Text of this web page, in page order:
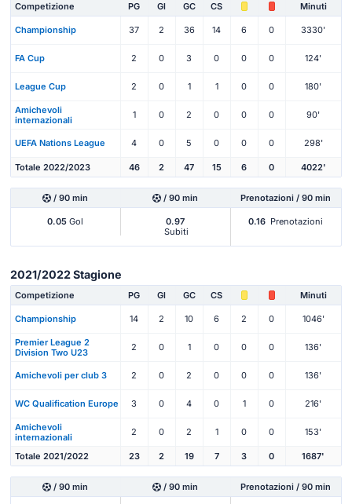
Competizione PG Gl GC CS Minuti
Championship 37 2 36 14 6 0 3330'
FA Cup 2 0 3 0 0 0 124'
League Cup 2 0 1 1 0 0 180'
Amichevoli
internazionali
1 0 2 0 0 0 90'
UEFA Nations League 4 0 5 0 0 0 298'
Totale 2022/2023 46 2 47 15 6 0 4022'
/ 90 min / 90 min Prenotazioni / 90 min
0.05 Gol
0.97
Subiti
0.16 Prenotazioni
2021/2022 Stagione
Competizione PG Gl GC CS Minuti
Championship 14 2 10 6 2 0 1046'
Premier League 2
Division Two U23
2 0 1 0 0 0 136'
Amichevoli per club 3 2 0 2 0 0 0 136'
WC Qualification Europe 3 0 4 0 1 0 216'
Amichevoli
internazionali
2 0 2 1 0 0 153'
Totale 2021/2022 23 2 19 7 3 0 1687'
/ 90 min / 90 min Prenotazioni / 90 min